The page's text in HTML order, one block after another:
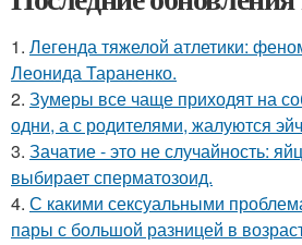
1. Легенда тяжелой атлетики:
Леонида Тараненко.
2. Зумеры все чаще приходят на
одни, а с родителями, жалуются
3. Зачатие - это не случайность:
выбирает сперматозоид.
4. С какими сексуальными
пары с большой разницей в